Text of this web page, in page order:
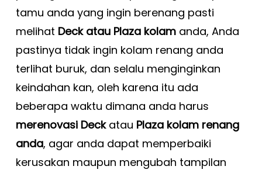
tamu anda yang ingin berenang pasti
melihat Deck atau Plaza kolamanda, Anda
pastinya tidak ingin kolam renang anda
terlihat buruk, dan selalu menginginkan
keindahan kan, oleh karena itu ada
beberapa waktu dimana anda harus
merenovasi Deckatau Plaza kolam renang
anda, agar anda dapat memperbaiki
kerusakan maupun mengubah tampilan